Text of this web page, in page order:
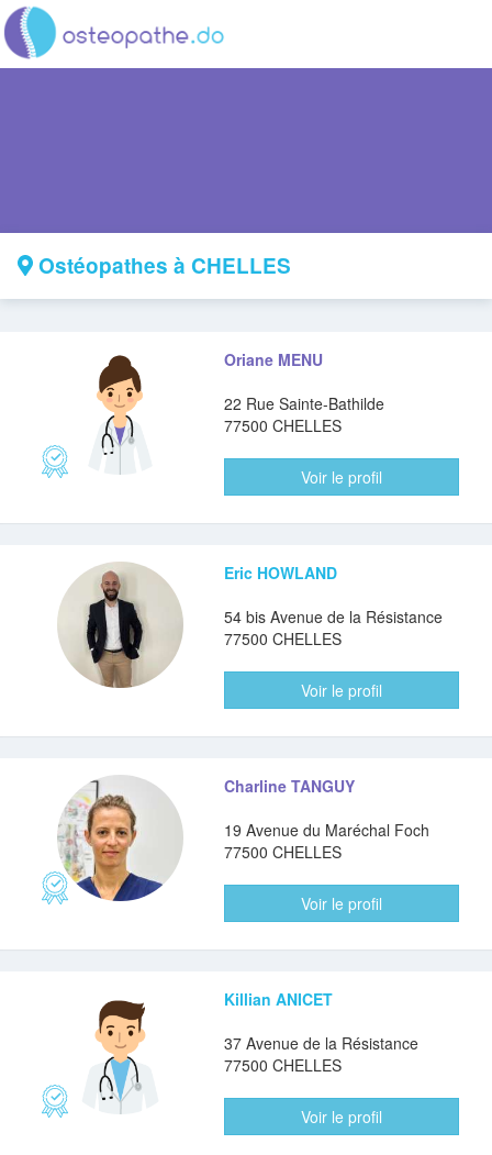
Ostéopathes à CHELLES
Oriane MENU
22 Rue Sainte-Bathilde
77500 CHELLES
Voir le profil
Eric HOWLAND
54 bis Avenue de la Résistance
77500 CHELLES
Voir le profil
Charline TANGUY
19 Avenue du Maréchal Foch
77500 CHELLES
Voir le profil
Killian ANICET
37 Avenue de la Résistance
77500 CHELLES
Voir le profil